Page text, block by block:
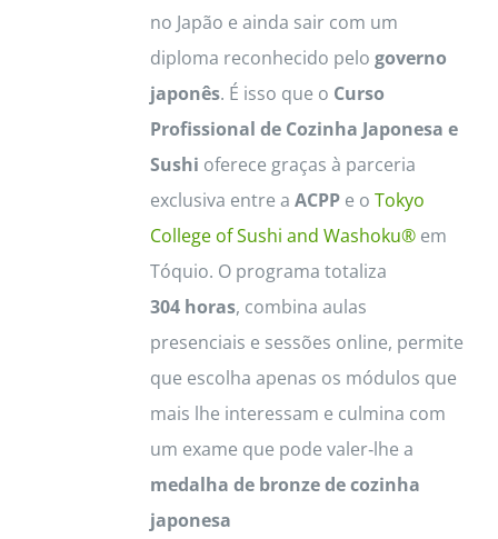
no Japão e ainda sair com um
diploma reconhecido pelo governo
japonês. É isso que o Curso
Profissional de Cozinha Japonesa e
Sushi oferece graças à parceria
exclusiva entre a ACPPe o Tokyo
College of Sushi and Washoku®em
Tóquio. O programa totaliza
304 horas, combina aulas
presenciais e sessões online, permite
que escolha apenas os módulos que
mais lhe interessam e culmina com
um exame que pode valer‑lhe a
medalha de bronze de cozinha
japonesa